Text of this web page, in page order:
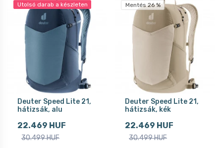
Utolsó darab a készleten
Deuter Speed Lite 21,
hátizsák, alu
22.469 HUF
30.499 HUF
Mentés 26 %
Deuter Speed Lite 21,
hátizsák, kék
22.469 HUF
30.499 HUF